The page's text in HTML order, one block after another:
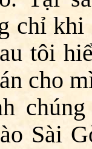
chỉ
tôi
cho
Sài